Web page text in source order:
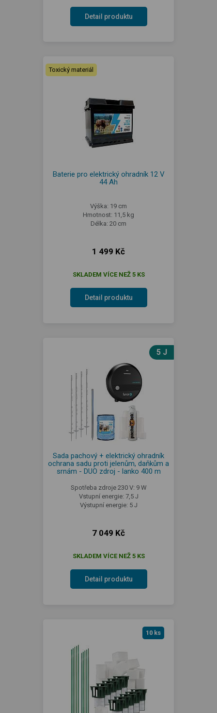
Detail produktu
Toxický materiál
Baterie pro elektrický ohradník 12 V
44 Ah
Výška: 19 cm
Hmotnost: 11,5 kg
Délka: 20 cm
1 499 Kč
SKLADEM VÍCE NEŽ 5 KS
Detail produktu
5 J
Sada pachový + elektrický ohradník
ochrana sadu proti jelenům, daňkům a
srnám - DUO zdroj - lanko 400 m
Spotřeba zdroje 230 V: 9 W
Vstupní energie: 7,5 J
Výstupní energie: 5 J
7 049 Kč
SKLADEM VÍCE NEŽ 5 KS
Detail produktu
10 ks